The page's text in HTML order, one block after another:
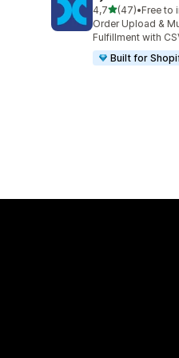
4,7de 5 estrelas
(47)
47 total de
•Free to
Order Upload &
Fulfillment with
Built for